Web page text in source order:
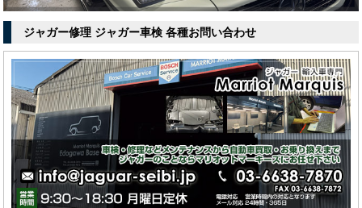
ジャガー修理 ジャガー車検 各種お問い合わせ